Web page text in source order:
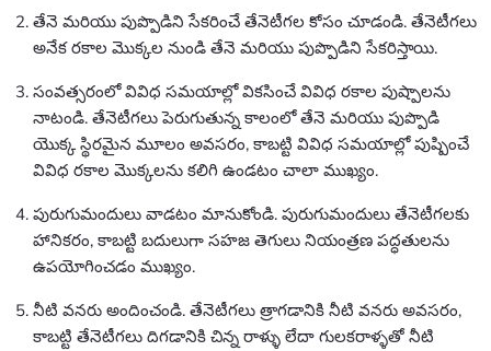
తేనె మరియు పుప్పొడిని సేకరించే తేనెటీగల కోసం చూడండి. తేనెటీగలు
అనేక రకాల మొక్కల నుండి తేనె మరియు పుప్పొడిని సేకరిస్తాయి.
సంవత్సరంలో వివిధ సమయాల్లో వికసించే వివిధ రకాల పుష్పాలను
నాటండి. తేనెటీగలు పెరుగుతున్న కాలంలో తేనె మరియు పుప్పొడి
యొక్క స్థిరమైన మూలం అవసరం, కాబట్టి వివిధ సమయాల్లో పుష్పించే
వివిధ రకాల మొక్కలను కలిగి ఉండటం చాలా ముఖ్యం.
పురుగుమందులు వాడటం మానుకోండి. పురుగుమందులు తేనెటీగలకు
హానికరం, కాబట్టి బదులుగా సహజ తెగులు నియంత్రణ పద్ధతులను
ఉపయోగించడం ముఖ్యం.
నీటి వనరు అందించండి. తేనెటీగలు త్రాగడానికి నీటి వనరు అవసరం,
కాబట్టి తేనెటీగలు దిగడానికి చిన్న రాళ్ళు లేదా గులకరాళ్ళతో నీటి